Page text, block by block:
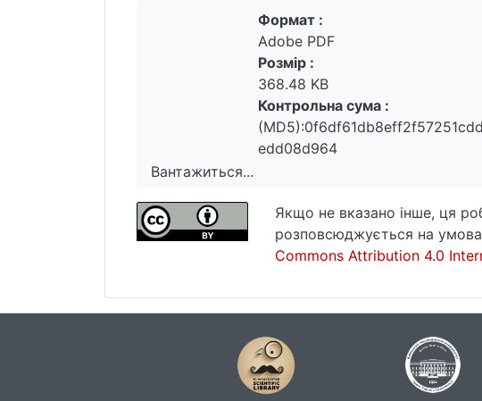
Вантажиться...
Вантажиться...
Формат :
Adobe PDF
Розмір :
368.48 KB
Контрольна сума :
(MD5):0f6df61db8eff2f57251cdd
edd08d964
Якщо не вказано інше, ця
розповсюджується на
Commons Attribution 4.0